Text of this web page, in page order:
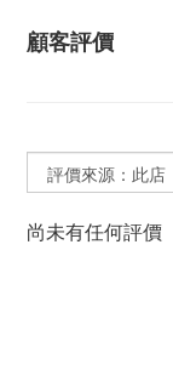
顧客評價
尚未有任何評價